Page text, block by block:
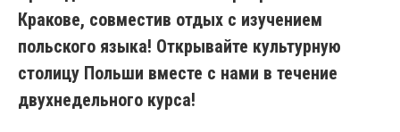
Кракове, совместив отдых с изучением
польского языка! Открывайте культурную
столицу Польши вместе с нами в течение
двухнедельного курса!